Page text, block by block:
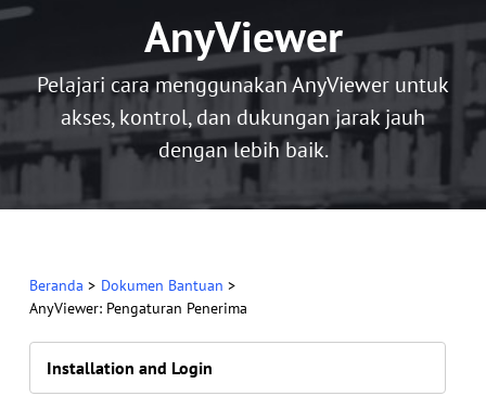
AnyViewer
Pelajari cara menggunakan AnyViewer untuk
akses, kontrol, dan dukungan jarak jauh
dengan lebih baik.
Beranda > Dokumen Bantuan >
AnyViewer: Pengaturan Penerima
Installation and Login